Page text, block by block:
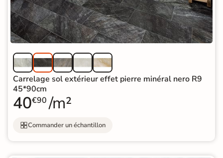
Carrelage sol extérieur effet pierre minéral nero R9
45*90cm
40€90 /m²
Commander un échantillon